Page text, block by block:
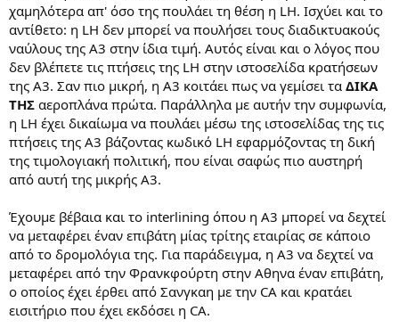
χαμηλότερα απ' όσο της πουλάει τη θέση η LH. Ισχύει και το
αντίθετο: η LH δεν μπορεί να πουλήσει τους διαδικτυακούς
ναύλους της Α3 στην ίδια τιμή. Αυτός είναι και ο λόγος που
δεν βλέπετε τις πτήσεις της LH στην ιστοσελίδα κρατήσεων
της Α3. Σαν πιο μικρή, η Α3 κοιτάει πως να γεμίσει τα ΔΙΚΑ
ΤΗΣ αεροπλάνα πρώτα. Παράλληλα με αυτήν την συμφωνία,
η LH έχει δικαίωμα να πουλάει μέσω της ιστοσελίδας της τις
πτήσεις της Α3 βάζοντας κωδικό LH εφαρμόζοντας τη δική
της τιμολογιακή πολιτική, που είναι σαφώς πιο αυστηρή
από αυτή της μικρής Α3.
Έχουμε βέβαια και το interlining όπου η Α3 μπορεί να δεχτεί
να μεταφέρει έναν επιβάτη μίας τρίτης εταιρίας σε κάποιο
από το δρομολόγια της. Για παράδειγμα, η Α3 να δεχτεί να
μεταφέρει από την Φρανκφούρτη στην Αθηνα έναν επιβάτη,
ο οποίος έχει έρθει από Σανγκαη με την CA και κρατάει
εισιτήριο που έχει εκδόσει η CA.